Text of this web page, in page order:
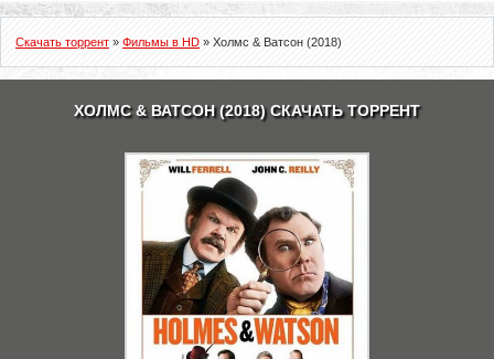
Скачать торрент » Фильмы в HD » Холмс & Ватсон (2018)
ХОЛМС & ВАТСОН (2018) СКАЧАТЬ ТОРРЕНТ